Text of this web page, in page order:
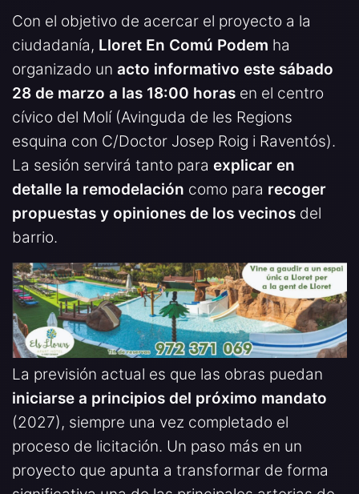
Con el objetivo de acercar el proyecto a la
ciudadanía, Lloret En Comú Podem ha
organizado un acto informativo este sábado
28 de marzo a las 18:00 horas en el centro
cívico del Molí (Avinguda de les Regions
esquina con C/Doctor Josep Roig i Raventós).
La sesión servirá tanto para explicar en
detalle la remodelación como para recoger
propuestas y opiniones de los vecinos del
barrio.
La previsión actual es que las obras puedan
iniciarse a principios del próximo mandato
(2027), siempre una vez completado el
proceso de licitación. Un paso más en un
proyecto que apunta a transformar de forma